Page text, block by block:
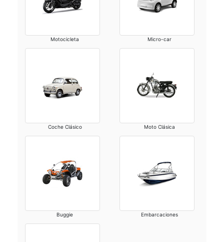
Motocicleta Micro-car
Coche Clásico Moto Clásica
Buggie Embarcaciones